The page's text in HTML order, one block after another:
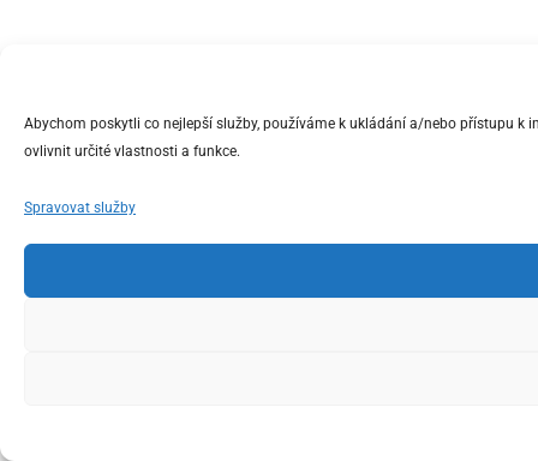
Abychom poskytli co nejlepší služby, používáme k ukládání a/nebo přístupu
ovlivnit určité vlastnosti a funkce.
Spravovat služby